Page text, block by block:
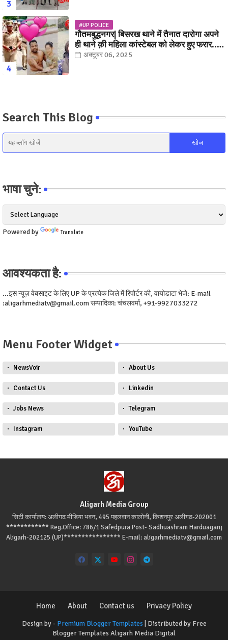
#UP POLICE
गौतमबुद्धनगर| बिसरख थाने में तैनात दारोगा अपने
ही थाने क़ी महिला कांस्टेबल को लेकर हुए फरार...
पत्नी नें कर दी रार!
अक्टूबर 06, 2025
Search This Blog
भाषा चुने:
Powered by Translate
आवश्यकता है:
...इस न्यूज़ वेबसाइट के लिए UP के प्रत्येक जिले में रिपोर्टर की, वायोडाटा भेजे: E-mail
:aligarhmediatv@gmail.com सम्पादिका: चंचलवर्मा, +91-9927033272
Menu Footer Widget
NewsVoir About Us
Contact Us Linkedin
Jobs News Telegram
Instagram YouTube
Aligarh Media Group
सिटी कार्यालय: अलीगढ मीडिया भवन, 495 पहलवान कालोनी, किशनपुर अलीगढ-202001
************ Reg.Office: 786/1 Safedpura Post- Sadhuashram Harduaganj
Aligarh-202125 (UP)**************** E-mail: aligarhmediatv@gmail.com
Design by - Premium Blogger Templates | Distributed by Free
Blogger Templates Aligarh Media Digital
Home About Contact us Privacy Policy